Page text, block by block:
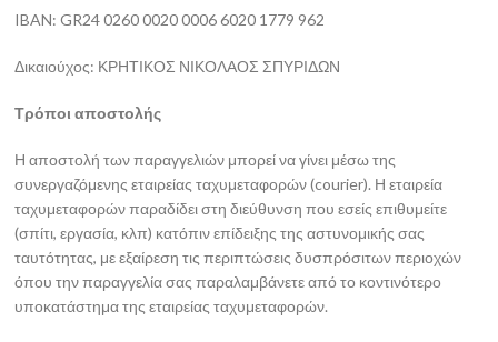
IBAN: GR24 0260 0020 0006 6020 1779 962
Δικαιούχος: ΚΡΗΤΙΚΟΣ ΝΙΚΟΛΑΟΣ ΣΠΥΡΙΔΩΝ
Τρόποι αποστολής
Η αποστολή των παραγγελιών μπορεί να γίνει μέσω της
συνεργαζόμενης εταιρείας ταχυμεταφορών (courier). Η εταιρεία
ταχυμεταφορών παραδίδει στη διεύθυνση που εσείς επιθυμείτε
(σπίτι, εργασία, κλπ) κατόπιν επίδειξης της αστυνομικής σας
ταυτότητας, με εξαίρεση τις περιπτώσεις δυσπρόσιτων περιοχών
όπου την παραγγελία σας παραλαμβάνετε από το κοντινότερο
υποκατάστημα της εταιρείας ταχυμεταφορών.